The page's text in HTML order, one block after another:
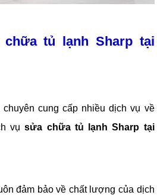
tủ lạnh Sharp tại
cung cấp nhiều dịch vụ về
vụ sửa chữa tủ lạnh Sharp tại
đảm bảo về chất lượng của dịch